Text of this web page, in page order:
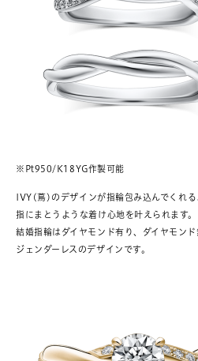
※Pt950/K18YG作製可能
IVY(蔦)のデザインが指輪包み込んでくれる
指にまとうような着け心地を叶えられます。
結婚指輪はダイヤモンド有り、ダイヤモン
ジェンダーレスのデザインです。